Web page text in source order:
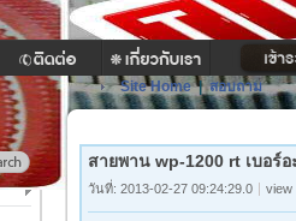
Site Home|สอบถาม
สายพาน wp-1200 rt เบอร์อ
วันที่: 2013-02-27 09:24:29.0 view